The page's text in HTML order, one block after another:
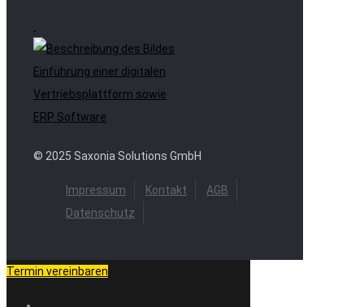
Einführung einer digitalen
Vertriebsplattform sowie
ERP Software
© 2025 Saxonia Solutions GmbH
Impressum Kontakt
AGB
Datenschutz
Termin vereinbaren